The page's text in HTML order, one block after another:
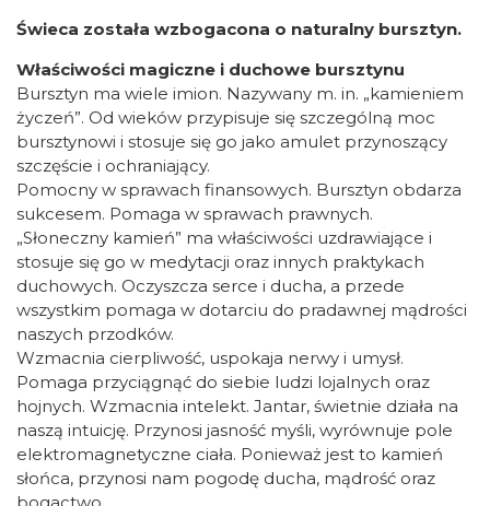
Świeca została wzbogacona o naturalny bursztyn.
Właściwości magiczne i duchowe bursztynu
Bursztyn ma wiele imion. Nazywany m. in. „kamieniem
życzeń”. Od wieków przypisuje się szczególną moc
bursztynowi i stosuje się go jako amulet przynoszący
szczęście i ochraniający.
Pomocny w sprawach finansowych. Bursztyn obdarza
sukcesem. Pomaga w sprawach prawnych.
„Słoneczny kamień” ma właściwości uzdrawiające i
stosuje się go w medytacji oraz innych praktykach
duchowych. Oczyszcza serce i ducha, a przede
wszystkim pomaga w dotarciu do pradawnej mądrości
naszych przodków.
Wzmacnia cierpliwość, uspokaja nerwy i umysł.
Pomaga przyciągnąć do siebie ludzi lojalnych oraz
hojnych. Wzmacnia intelekt. Jantar, świetnie działa na
naszą intuicję. Przynosi jasność myśli, wyrównuje pole
elektromagnetyczne ciała. Ponieważ jest to kamień
słońca, przynosi nam pogodę ducha, mądrość oraz